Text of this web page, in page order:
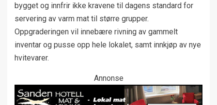
bygget og innfrir ikke kravene til dagens standard for
servering av varm mat til større grupper.
Oppgraderingen vil innebære rivning av gammelt
inventar og pusse opp hele lokalet, samt innkjøp av nye
hvitevarer.
Annonse